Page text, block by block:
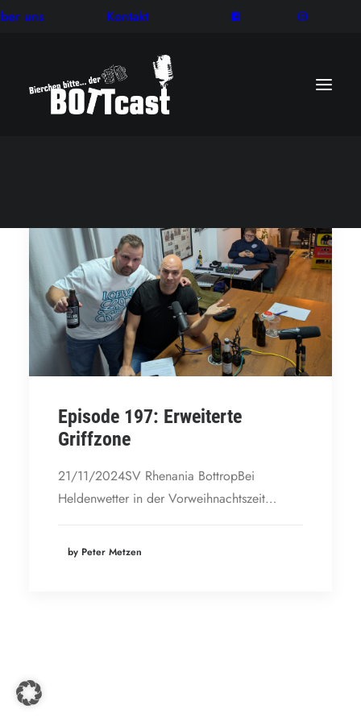
uns Kontakt
Episode 197: Erweiterte
Griffzone
21/11/2024SV Rhenania BottropBei
Heldenwetter in der Vorweihnachtszeit…
by Peter Metzen